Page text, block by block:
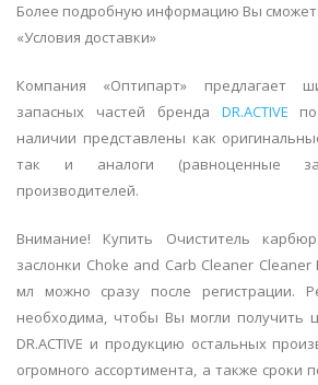
Более подробную информацию Вы
«Условия доставки»
Компания «Оптипарт» предлагает
запасных частей бренда DR.ACTIVE
наличии представлены как
так и аналоги (равноценные
производителей.
Внимание! Купить Очиститель
заслонки Choke and Carb Cleaner Cleaner
мл можно сразу после регистрации.
необходима, чтобы Вы могли получить
DR.ACTIVE и продукцию остальных
огромного ассортимента, а также сроки